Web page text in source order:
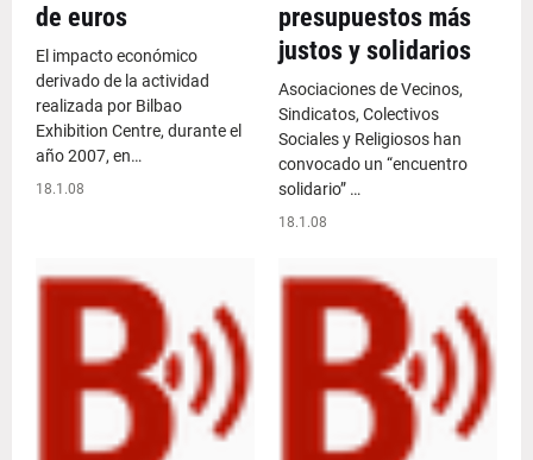
de euros
El impacto económico
derivado de la actividad
realizada por Bilbao
Exhibition Centre, durante el
año 2007, en…
18.1.08
presupuestos más
justos y solidarios
Asociaciones de Vecinos,
Sindicatos, Colectivos
Sociales y Religiosos han
convocado un “encuentro
solidario” …
18.1.08